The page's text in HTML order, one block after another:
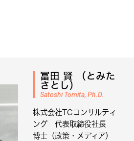
冨田 賢 （とみた
さとし）
Satoshi Tomita, Ph.D.
株式会社TCコンサルティ
ング 代表取締役社長
博士（政策・メディア）